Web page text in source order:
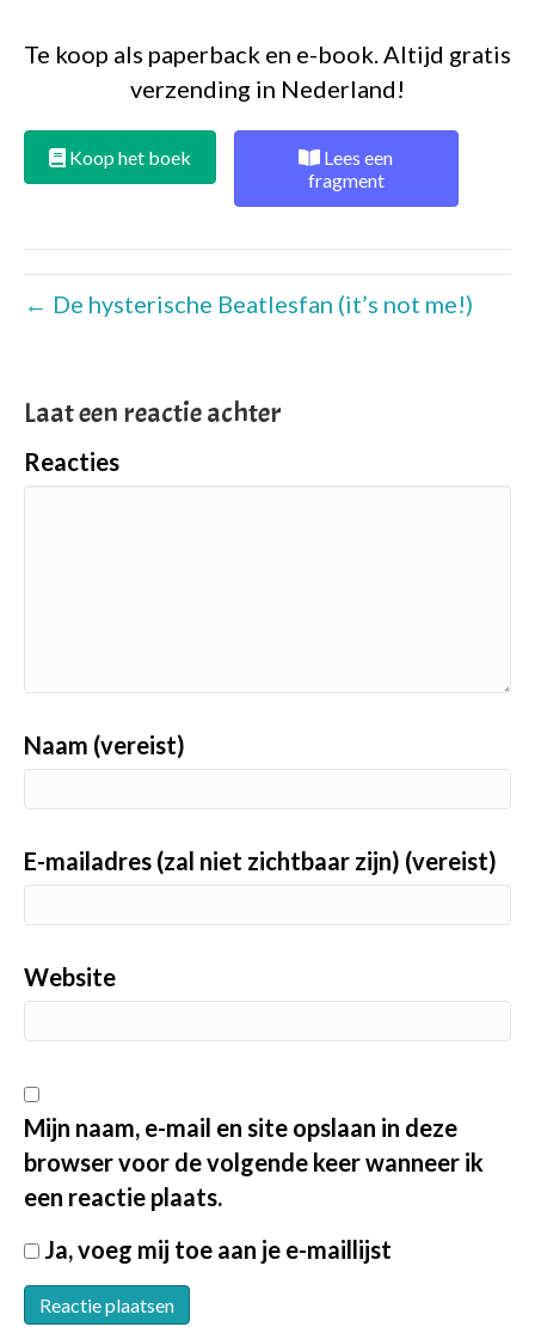
Te koop als paperback en e-book. Altijd gratis
verzending in Nederland!
Koop het boek
Lees een
fragment
← De hysterische Beatlesfan (it’s not me!)
Laat een reactie achter
Reacties
Naam (vereist)
E-mailadres (zal niet zichtbaar zijn) (vereist)
Website
Mijn naam, e-mail en site opslaan in deze
browser voor de volgende keer wanneer ik
een reactie plaats.
Ja, voeg mij toe aan je e-maillijst